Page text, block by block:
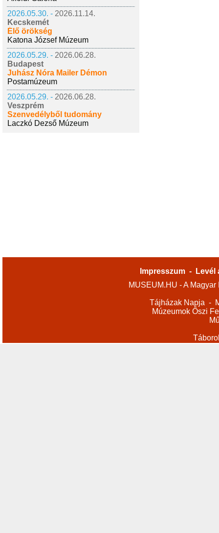
2026.05.30. - 2026.11.14.
Kecskemét
Élő örökség
Katona József Múzeum
2026.05.29. - 2026.06.28.
Budapest
Juhász Nóra Mailer Démon
Postamúzeum
2026.05.29. - 2026.06.28.
Veszprém
Szenvedélyből tudomány
Laczkó Dezső Múzeum
Impresszum -
Levél
MUSEUM.HU - A
Tájházak Napja -
Múzeumok Őszi